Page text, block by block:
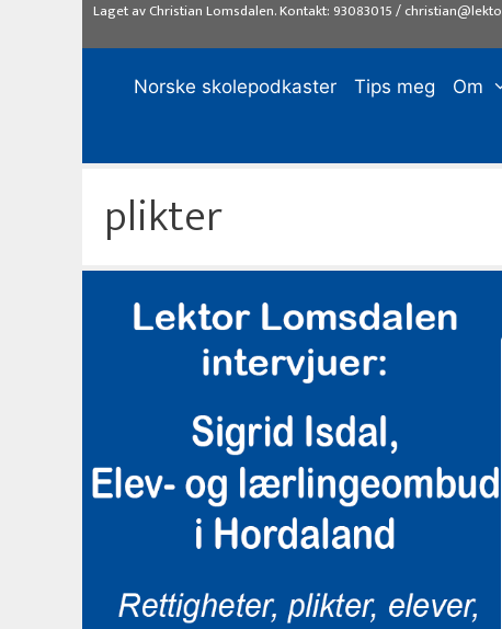
Laget avChristian Lomsdalen. Kontakt: 93083015/
Norske skolepodkaster Tips meg Om
plikter